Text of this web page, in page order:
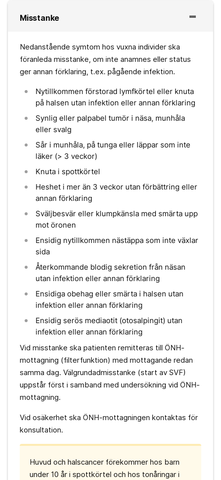
Misstanke
Nedanstående symtom hos vuxna individer ska
föranleda misstanke, om inte anamnes eller status
ger annan förklaring, t.ex. pågående infektion.
Nytillkommen förstorad lymfkörtel eller knuta
på halsen utan infektion eller annan förklaring
Synlig eller palpabel tumör i näsa, munhåla
eller svalg
Sår i munhåla, på tunga eller läppar som inte
läker (> 3 veckor)
Knuta i spottkörtel
Heshet i mer än 3 veckor utan förbättring eller
annan förklaring
Sväljbesvär eller klumpkänsla med smärta upp
mot öronen
Ensidig nytillkommen nästäppa som inte växlar
sida
Återkommande blodig sekretion från näsan
utan infektion eller annan förklaring
Ensidiga obehag eller smärta i halsen utan
infektion eller annan förklaring
Ensidig serös mediaotit (otosalpingit) utan
infektion eller annan förklaring
Vid misstanke ska patienten remitteras till ÖNH-
mottagning (filterfunktion) med mottagande redan
samma dag. Välgrundadmisstanke (start av SVF)
uppstår först i samband med undersökning vid ÖNH-
mottagning.
Vid osäkerhet ska ÖNH-mottagningen kontaktas för
konsultation.
Huvud och halscancer förekommer hos barn
under 10 år i spottkörtel och hos tonåringar i